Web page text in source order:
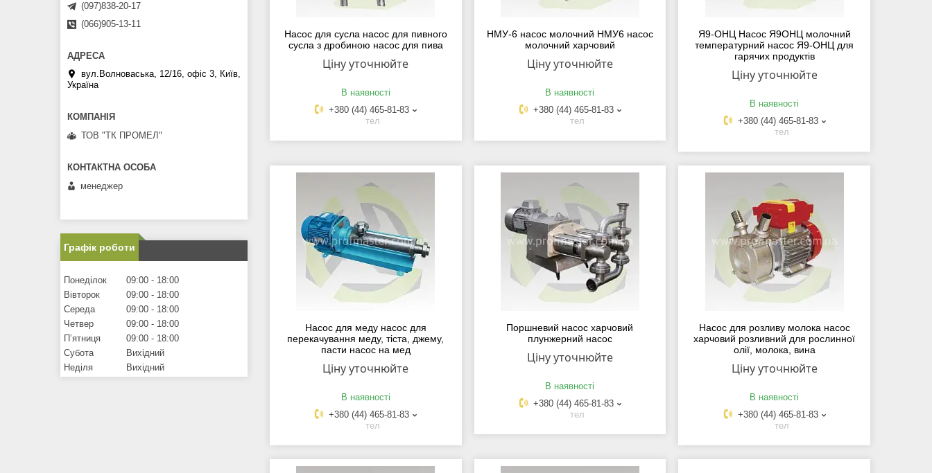
Насос для сусла насос для пивного
сусла з дробиною насос для пива
Ціну уточнюйте
В наявності
+380 (44) 465-81-83
тел
НМУ-6 насос молочний НМУ6 насос
молочний харчовий
Ціну уточнюйте
В наявності
+380 (44) 465-81-83
тел
Я9-ОНЦ Насос Я9ОНЦ молочний
температурний насос Я9-ОНЦ для
гарячих продуктів
Ціну уточнюйте
В наявності
+380 (44) 465-81-83
тел
Насос для меду насос для
перекачування меду, тіста, джему,
пасти насос на мед
Ціну уточнюйте
В наявності
+380 (44) 465-81-83
тел
Поршневий насос харчовий
плунжерний насос
Ціну уточнюйте
В наявності
+380 (44) 465-81-83
тел
Насос для розливу молока насос
харчовий розливний для рослинної
олії, молока, вина
Ціну уточнюйте
В наявності
+380 (44) 465-81-83
тел
(097)838-20-17
(066)905-13-11
вул.Волноваська, 12/16, офіс 3, Київ,
Україна
ТОВ "ТК ПРОМЕЛ"
менеджер
Графік роботи
Понеділок 09:00
18:00
Вівторок
09:00
18:00
Середа
09:00
18:00
Четвер
09:00
18:00
Пʼятниця
09:00
18:00
Субота
Вихідний
Неділя
Вихідний